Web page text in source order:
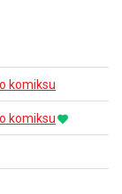
komiksu
komiksu